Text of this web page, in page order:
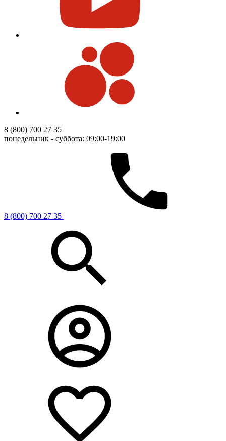
8 (800) 700 27 35
понедельник - суббота: 09:00-19:00
8 (800) 700 27 35